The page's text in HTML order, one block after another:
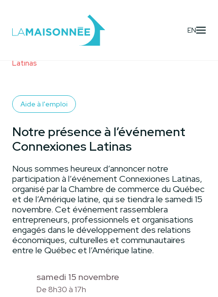
EN
Latinas
Aide à l'emploi
Notre présence à l’événement
Connexiones Latinas
Nous sommes heureux d’annoncer notre
participation à l’événement Connexiones Latinas,
organisé par la Chambre de commerce du Québec
et de l’Amérique latine, qui se tiendra le samedi 15
novembre. Cet événement rassemblera
entrepreneurs, professionnels et organisations
engagés dans le développement des relations
économiques, culturelles et communautaires
entre le Québec et l’Amérique latine.
samedi 15 novembre
De 8h30 à 17h